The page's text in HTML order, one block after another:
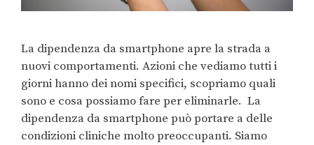
La dipendenza da smartphone apre la strada a
nuovi comportamenti. Azioni che vediamo tutti i
giorni hanno dei nomi specifici, scopriamo quali
sono e cosa possiamo fare per eliminarle. La
dipendenza da smartphone può portare a delle
condizioni cliniche molto preoccupanti. Siamo